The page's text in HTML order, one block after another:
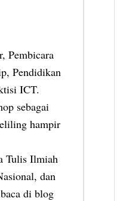
Pembicara
Pendidikan
ICT.
sebagai
hampir
Tulis Ilmiah
dan
di blog